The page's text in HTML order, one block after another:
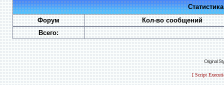
Форум
Кол-во сообщений
Всего:
Original
[ Script